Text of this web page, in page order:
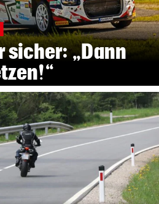
sicher: „Dann